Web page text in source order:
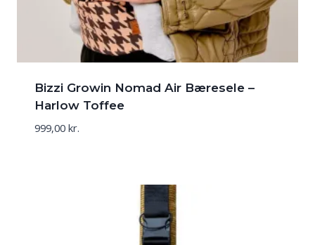
Bizzi Growin Nomad Air Bæresele –
Harlow Toffee
999,00 kr.